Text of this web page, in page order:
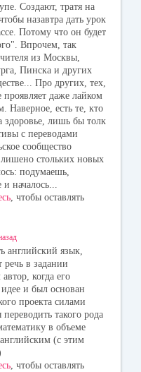
Создают, тратя на
назавтра дать урок
Потому что он будет
Впрочем, так
из Москвы,
Пинска и других
Про других, тех,
проявляет даже лайком
Наверное, есть те, кто
здоровье, лишь бы толк
с переводами
сообщество
стольких новых
подумаешь,
началось...
, чтобы оставлять
английский язык,
в задании
когда его
и был основан
проекта силами
такого рода
в объеме
(с этим
, чтобы оставлять